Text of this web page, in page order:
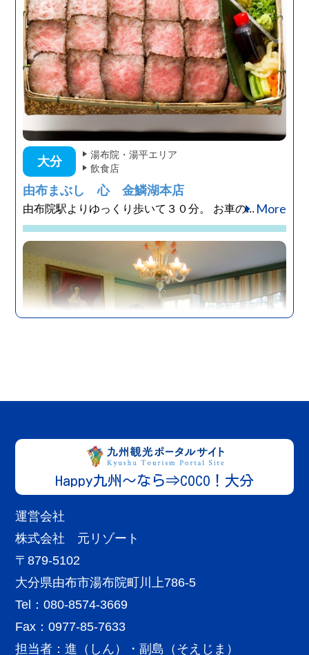
由布院ZEN
由布院ZENは、１０棟全ての客室が一戸建て離...More
湯布院・湯平エリア
別邸Gensen
由布院にある、はなれの温泉付き一棟貸しの宿、...
More
大分
宿泊施設
The Village 由布院温泉グランピング
グランピング×温泉で日頃の疲れを癒しませんか...
大分
湯布院・湯平エリア
飲食店
由布まぶし 心 金鱗湖本店
由布院駅よりゆっくり歩いて３０分。 お車の... More
大分
その他
由布院ステンドグラス美術館
欧州のアンティークステンドグラスを展示する美...
Happy九州～なら⇒COCO！大分
運営会社
株式会社 元リゾート
〒879-5102
大分県由布市湯布院町川上786-5
Tel：080-8574-3669
Fax：0977-85-7633
担当者：進（しん）・副島（そえじま）